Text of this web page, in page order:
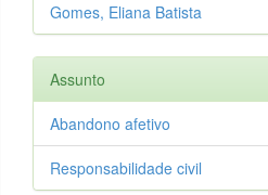
Gomes, Eliana Batista
Assunto
Abandono afetivo
Responsabilidade civil